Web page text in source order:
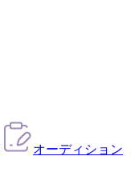
オーディション